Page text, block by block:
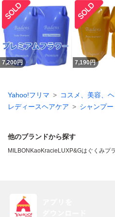
7,200円 7,190円
Yahoo!フリマ
コスメ、美容、
レディースヘアケア
シャンプー
他のブランドから探す
MILBON KaoKracie LUXP&Gはぐくみプ